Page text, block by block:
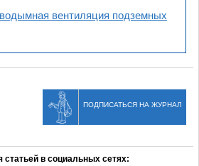
вентиляция подземных
ПОДПИСАТЬСЯ НА ЖУРНАЛ
статьей в социальных сетях: